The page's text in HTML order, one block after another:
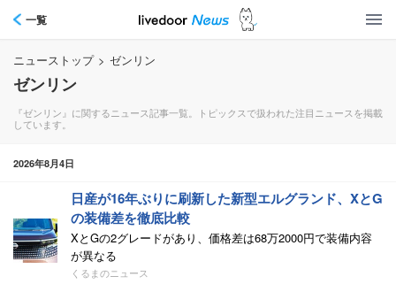
一覧
ニューストップ > ゼンリン
ゼンリン
『ゼンリン』に関するニュース記事一覧。トピックスで扱われた注目ニュースを掲載
しています。
2026年8月4日
日産が16年ぶりに刷新した新型エルグランド、XとG
の装備差を徹底比較
XとGの2グレードがあり、価格差は68万2000円で装備内容
が異なる
くるまのニュース